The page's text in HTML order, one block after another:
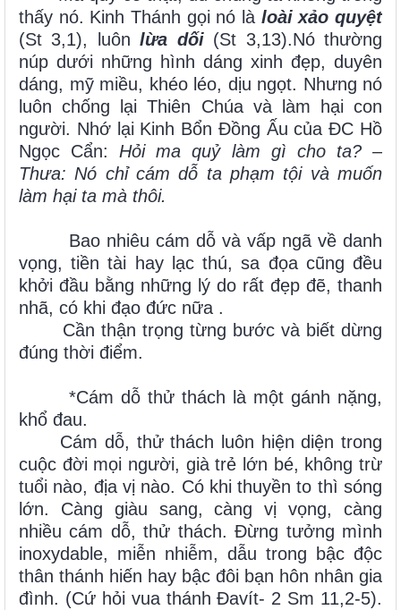
thấy nó. Kinh Thánh gọi nó là loài xảo quyệt
(St 3,1), luônlừa dối(St 3,13).Nó thường
núp dưới những hình dáng xinh đẹp, duyên
dáng, mỹ miều, khéo léo, dịu ngọt. Nhưng nó
luôn chống lại Thiên Chúa và làm hại con
người. Nhớ lại Kinh Bổn Đồng Ấu của ĐC Hồ
Ngọc Cẩn: Hỏi ma quỷ làm gì cho ta? –
Thưa: Nó chỉ cám dỗ ta phạm tội và muốn
làm hại ta mà thôi.
Bao nhiêu cám dỗ và vấp ngã về danh
vọng, tiền tài hay lạc thú, sa đọa cũng đều
khởi đầu bằng những lý do rất đẹp đẽ, thanh
nhã, có khi đạo đức nữa .
Cần thận trọng từng bước và biết dừng
đúng thời điểm.
*Cám dỗ thử thách là một gánh nặng,
khổ đau.
Cám dỗ, thử thách luôn hiện diện trong
cuộc đời mọi người, già trẻ lớn bé, không trừ
tuổi nào, địa vị nào. Có khi thuyền to thì sóng
lớn. Càng giàu sang, càng vị vọng, càng
nhiều cám dỗ, thử thách. Đừng tưởng mình
inoxydable, miễn nhiễm, dẫu trong bậc độc
thân thánh hiến hay bậc đôi bạn hôn nhân gia
đình. (Cứ hỏi vua thánh Đavít- 2 Sm 11,2-5).